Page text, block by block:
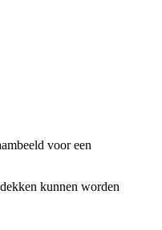
voor een
kunnen worden